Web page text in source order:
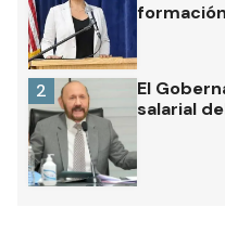
El
salarial
2